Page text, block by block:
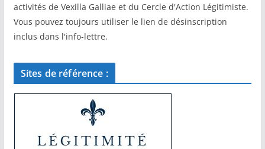
activités de Vexilla Galliae et du Cercle d'Action Légitimiste.
Vous pouvez toujours utiliser le lien de désinscription
inclus dans l'info-lettre.
Sites de référence :